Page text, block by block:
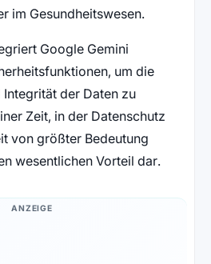
im Gesundheitswesen.
Google Gemini
um die
der Daten zu
Zeit, in der Datenschutz
von größter Bedeutung
wesentlichen Vorteil dar.
ANZEIGE